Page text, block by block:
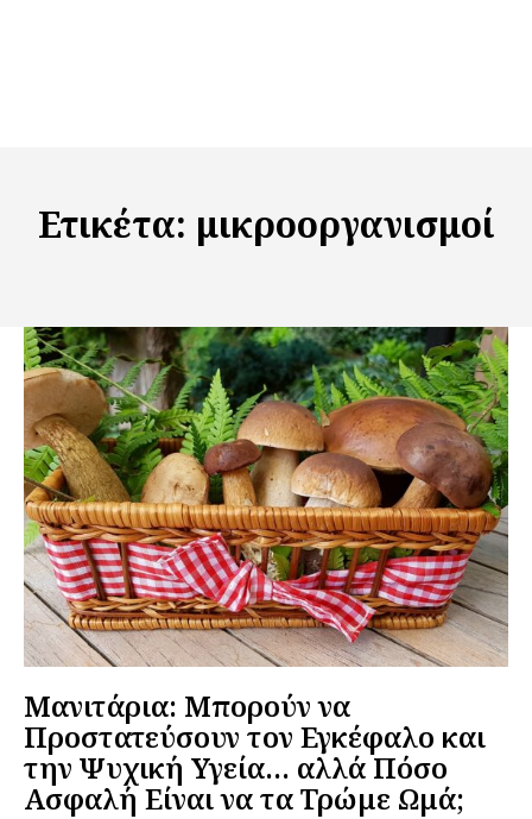
Ετικέτα: μικροοργανισμοί
Μανιτάρια: Μπορούν να
Προστατεύσουν τον Εγκέφαλο και
την Ψυχική Υγεία… αλλά Πόσο
Ασφαλή Είναι να τα Τρώμε Ωμά;